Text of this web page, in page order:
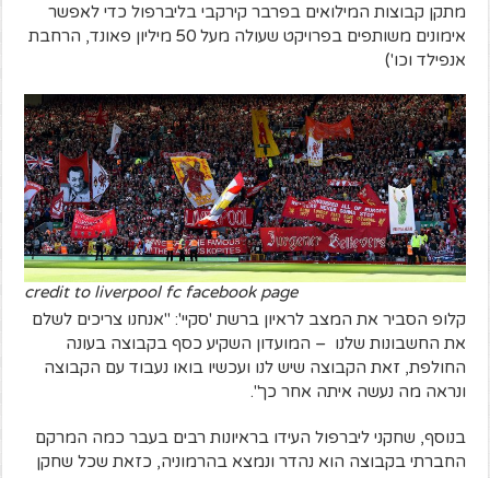
מתקן קבוצות המילואים בפרבר קירקבי בליברפול כדי לאפשר
אימונים משותפים בפרויקט שעולה מעל 50 מיליון פאונד, הרחבת
אנפילד וכו')
credit to liverpool fc facebook page
קלופ הסביר את המצב לראיון ברשת 'סקיי': "אנחנו צריכים לשלם
את החשבונות שלנו – המועדון השקיע כסף בקבוצה בעונה
החולפת, זאת הקבוצה שיש לנו ועכשיו בואו נעבוד עם הקבוצה
ונראה מה נעשה איתה אחר כך".
בנוסף, שחקני ליברפול העידו בראיונות רבים בעבר כמה המרקם
החברתי בקבוצה הוא נהדר ונמצא בהרמוניה, כזאת שכל שחקן